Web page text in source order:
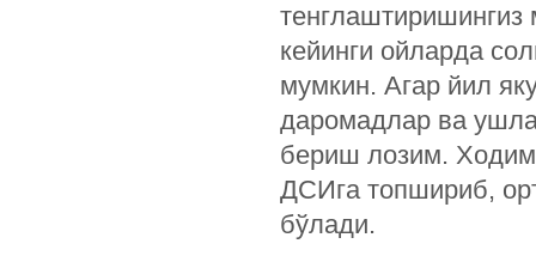
кейинги ойларда
мумкин. Агар йил
даромадлар ва
бериш лозим. Ходим
ДСИга топшириб,
бўлади.